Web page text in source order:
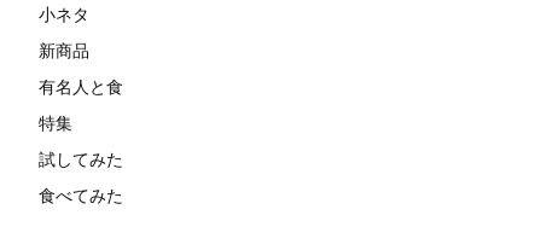
小ネタ
新商品
有名人と食
特集
試してみた
食べてみた